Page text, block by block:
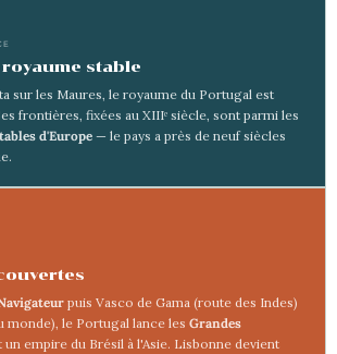
stable
sur les Maures, le royaume du Portugal est
frontières, fixées au XIIIᵉ siècle, sont parmi les
d'Europe— le pays a près de neuf siècles
puis Vasco de Gama (route des Indes)
monde), le Portugal lance les Grandes
empire du Brésil à l'Asie. Lisbonne devient